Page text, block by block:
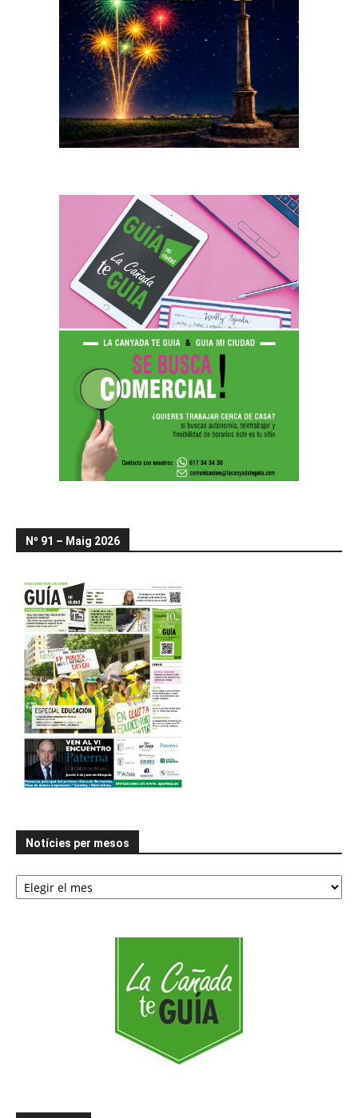
Nº 91 – Maig 2026
Notícies per mesos
Notícies
per